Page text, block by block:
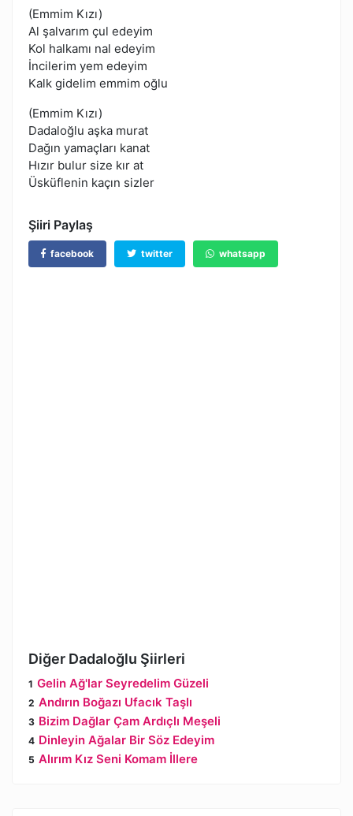
(Emmim Kızı)
Al şalvarım çul edeyim
Kol halkamı nal edeyim
İncilerim yem edeyim
Kalk gidelim emmim oğlu
(Emmim Kızı)
Dadaloğlu aşka murat
Dağın yamaçları kanat
Hızır bulur size kır at
Üsküflenin kaçın sizler
Şiiri Paylaş
facebook twitter whatsapp
Diğer Dadaloğlu Şiirleri
Gelin Ağ'lar Seyredelim Güzeli
Andırın Boğazı Ufacık Taşlı
Bizim Dağlar Çam Ardıçlı Meşeli
Dinleyin Ağalar Bir Söz Edeyim
Alırım Kız Seni Komam İllere